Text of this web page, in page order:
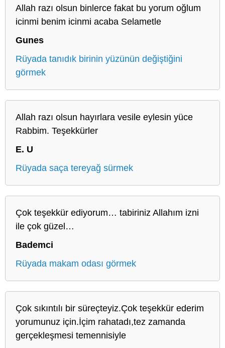
Allah razı olsun binlerce fakat bu yorum oğlum
icinmi benim icinmi acaba Selametle
Gunes
Rüyada tanıdık birinin yüzünün değiştiğini
görmek
Allah razı olsun hayırlara vesile eylesin yüce
Rabbim. Teşekkürler
E. U
Rüyada saça tereyağ sürmek
Çok teşekkür ediyorum… tabiriniz Allahım izni
ile çok güzel…
Bademci
Rüyada makam odası görmek
Çok sıkıntılı bir süreçteyiz.Çok teşekkür ederim
yorumunuz için.İçim rahatadı,tez zamanda
gerçekleşmesi temennisiyle